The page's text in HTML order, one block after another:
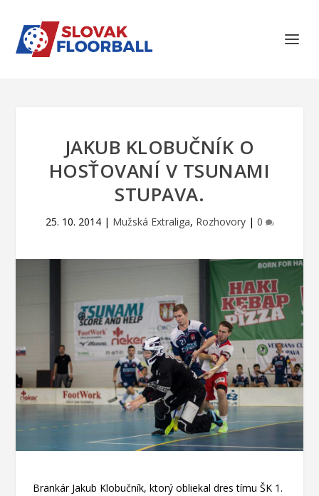
JAKUB KLOBUČNÍK O
HOSŤOVANÍ V TSUNAMI
STUPAVA.
25. 10. 2014| Mužská Extraliga, Rozhovory| 0
Brankár Jakub Klobučník, ktorý obliekal dres tímu ŠK 1.